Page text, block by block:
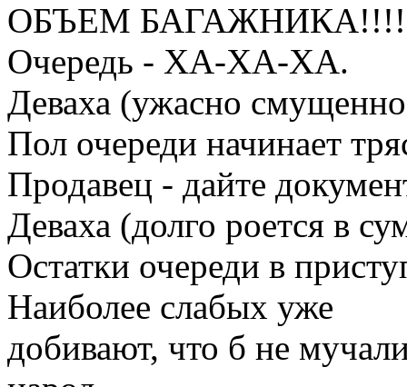
ОБЪЕМ
Очередь - ХА-ХА-ХА.
Деваха (ужасно
Пол очереди начинает
Продавец - дайте
Деваха (долго роется в
Остатки очереди в
Наиболее слабых уже
добивают, что б не